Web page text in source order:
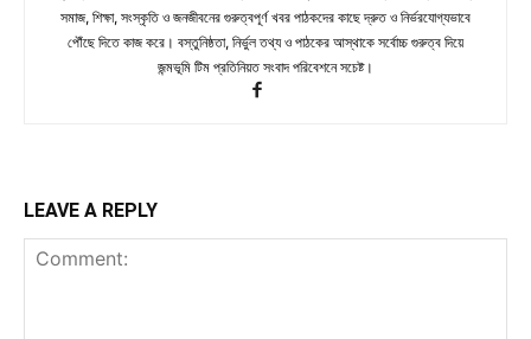
সমাজ, শিক্ষা, সংস্কৃতি ও জনজীবনের গুরুত্বপূর্ণ খবর পাঠকদের কাছে দ্রুত ও নির্ভরযোগ্যভাবে
পৌঁছে দিতে কাজ করে। বস্তুনিষ্ঠতা, নির্ভুল তথ্য ও পাঠকের আস্থাকে সর্বোচ্চ গুরুত্ব দিয়ে
জন্মভূমি টিম প্রতিনিয়ত সংবাদ পরিবেশনে সচেষ্ট।
LEAVE A REPLY